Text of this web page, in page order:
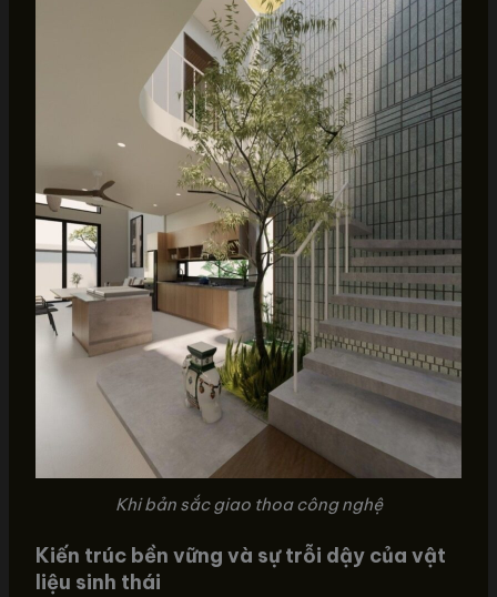
Khi bản sắc giao thoa công nghệ
Kiến trúc bền vững và sự trỗi dậy của vật
liệu sinh thái